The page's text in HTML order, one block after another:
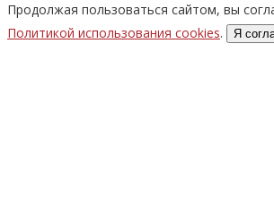
Продолжая пользоваться сайтом, вы
Политикой использования cookies. Я